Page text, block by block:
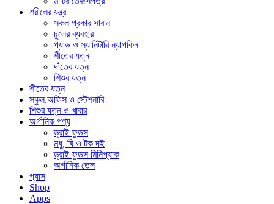
শরীলের যন্ত্র
সকল প্রকার সাবান
চুলের ব্যবহার
প্যাড ও স্যানিটারি ন্যাপকিন
শীতের যত্ন
দাঁতের যত্ন
শিশুর যত্ন
শীতের যত্ন
স্কুল,অফিস ও স্টেশনারি
শিশুর যত্ন ও খাবার
অর্গানিক পণ্য
ড্রাই ফুডস
মধু, ঘি ও টক দই
ড্রাই ফুডস মিনিপ্যাক
অর্গানিক তেল
গ্যাস
Shop
Apps